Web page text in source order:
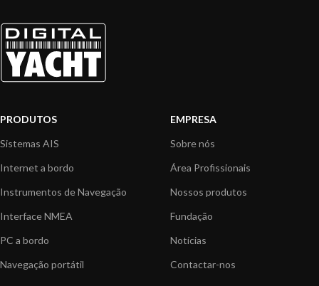
PRODUTOS
Sistemas AIS
Internet a bordo
Instrumentos de Navegação
Interface NMEA
PC a bordo
Navegação portátil
EMPRESA
Sobre nós
Área Profissionais
Nossos produtos
Fundação
Notícias
Contactar-nos